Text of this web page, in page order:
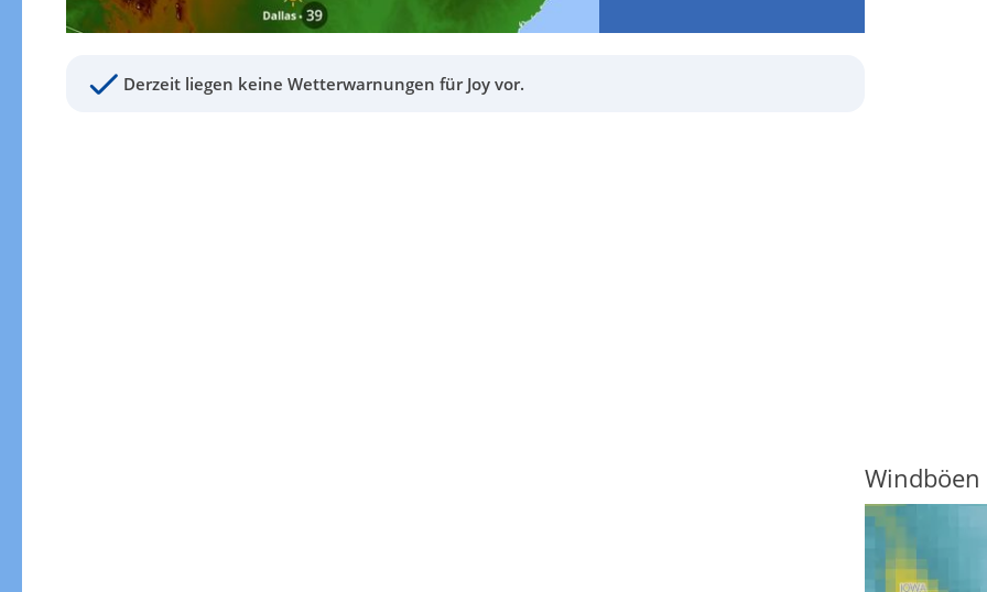
Derzeit liegen keine Wetterwarnungen für Joy vor.
Windböen